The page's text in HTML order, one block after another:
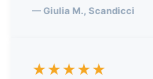
— Giulia M., Scandicci
★★★★★